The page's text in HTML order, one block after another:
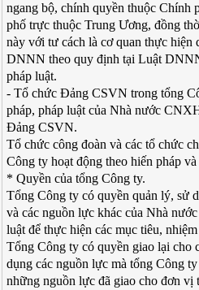
ngang bộ, chính quyền thuộc Chính
phố trực thuộc Trung Ương, đồng
này với tư cách là cơ quan thực hiện
DNNN theo quy định tại Luật
pháp luật.
- Tổ chức Đảng CSVN trong tổng
pháp, pháp luật của Nhà nước
Đảng CSVN.
Tổ chức công đoàn và các tổ chức
Công ty hoạt động theo hiến pháp và
* Quyền của tổng Công ty.
Tổng Công ty có quyền quản lý, sử
và các nguồn lực khác của Nhà
luật để thực hiện các mục tiêu,
Tổng Công ty có quyền giao lại cho
dụng các nguồn lực mà tổng Công
những nguồn lực đã giao cho đơn vị